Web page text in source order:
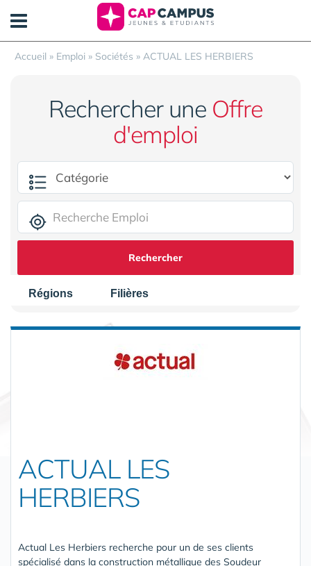
Accueil » Emploi » Sociétés » ACTUAL LES HERBIERS
Rechercher une Offre
d'emploi
Rechercher
Régions Filières
ACTUAL LES
HERBIERS
Actual Les Herbiers recherche pour un de ses clients
spécialisé dans la construction métallique des Soudeur
Panneau de gestion des cookies